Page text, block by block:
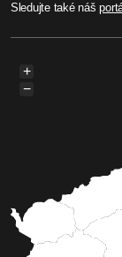
Sledujte také náš
+
−